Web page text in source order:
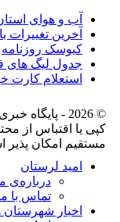
آب و هوای
آخرین تغییرات
کیوسک روزنامه
جدول لیگ های
استعلام کارت
© 2026 - پایگاه خبری اميد لرستان.تمامی حقوق محفوظ است.
کپی یا اقتباس از
مستقیم امکان پذیر
امید لرستان
درباره‌ی
تماس با
اخبار شهرستان